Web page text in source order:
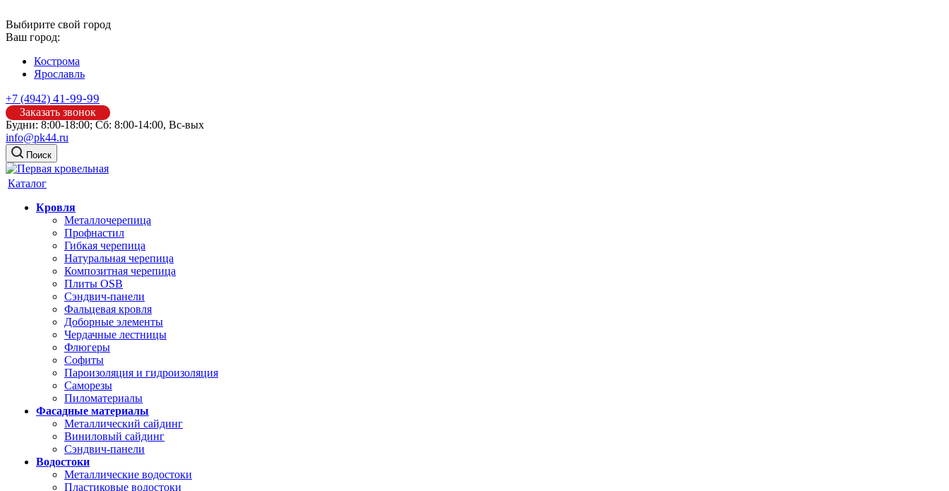
Выбирите свой город
Ваш город:
Кострома
Ярославль
+7 (4942) 41-99-99
Заказать звонок
Будни: 8:00-18:00; Сб: 8:00-14:00, Вс-вых
info@pk44.ru
Поиск
Каталог
Кровля
Металлочерепица
Профнастил
Гибкая черепица
Натуральная черепица
Композитная черепица
Плиты OSB
Сэндвич-панели
Фальцевая кровля
Доборные элементы
Чердачные лестницы
Флюгеры
Софиты
Пароизоляция и гидроизоляция
Саморезы
Пиломатериалы
Фасадные материалы
Металлический сайдинг
Виниловый сайдинг
Сэндвич-панели
Водостоки
Металлические водостоки
Пластиковые водостоки